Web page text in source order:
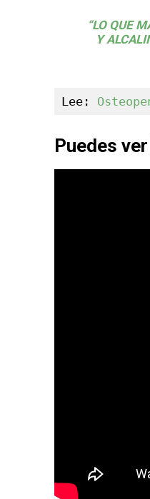
“LO QUE
Y
Lee:
Puedes